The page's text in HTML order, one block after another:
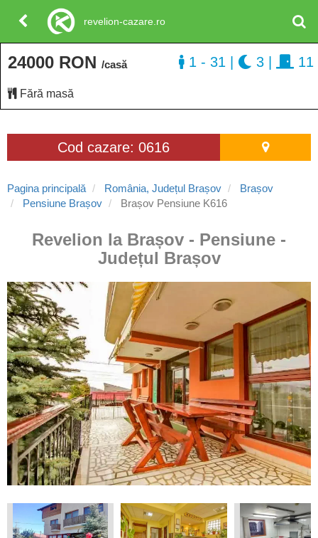
Cod cazare: 0616
Pagina principală România, Județul Brașov
Brașov
Pensiune Brașov
Brașov Pensiune K616
Revelion la Brașov - Pensiune -
Județul Brașov
24000 RON /casă
Fără masă
1 - 31 3 11
revelion-cazare.ro